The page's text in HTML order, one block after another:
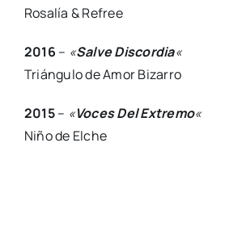
Rosalía & Refree
2016 – «Salve Discordia«
Triángulo de Amor Bizarro
2015– «Voces Del Extremo«
Niño de Elche